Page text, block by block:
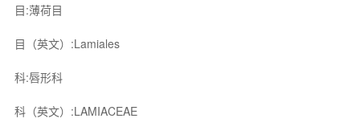
目:薄荷目
目（英文）:Lamiales
科:唇形科
科（英文）:LAMIACEAE